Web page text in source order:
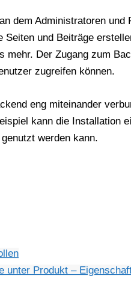
dem Administratoren
und Beiträge
mehr. Der Zugang zum
zugreifen können.
eng miteinander
kann die Installation
werden kann.
unter Produkt –